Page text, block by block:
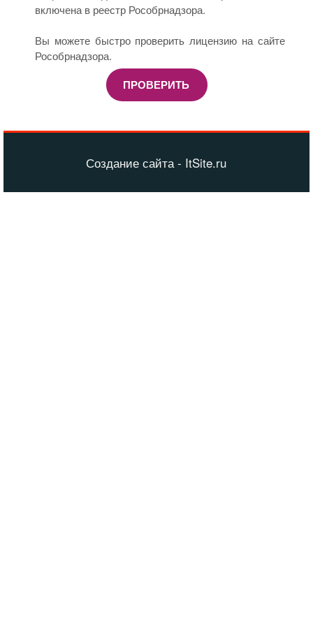
включена в реестр Рособрнадзора.
Вы можете быстро проверить лицензию на сайте
Рособрнадзора.
ПРОВЕРИТЬ
Создание сайта - ItSite.ru